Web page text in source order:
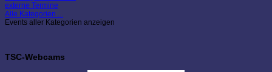
externe Termine
Alle Kategorien ...
Events aller Kategorien anzeigen
TSC-Webcams